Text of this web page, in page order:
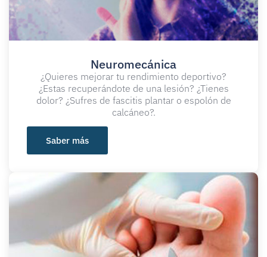
Neuromecánica​
¿Quieres mejorar tu rendimiento deportivo?
¿Estas recuperándote de una lesión? ¿Tienes
dolor? ¿Sufres de fascitis plantar o espolón de
calcáneo?.
Saber más